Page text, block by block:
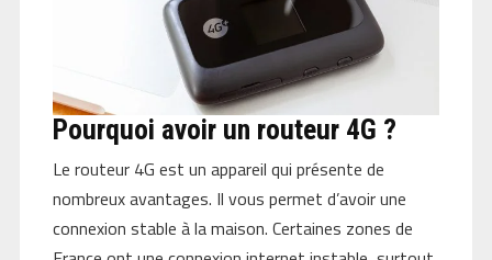
Pourquoi avoir un routeur 4G ?
Le routeur 4G est un appareil qui présente de
nombreux avantages. Il vous permet d’avoir une
connexion stable à la maison. Certaines zones de